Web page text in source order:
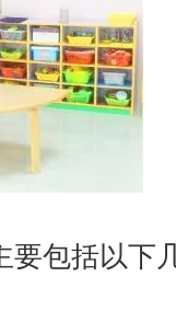
要包括以下